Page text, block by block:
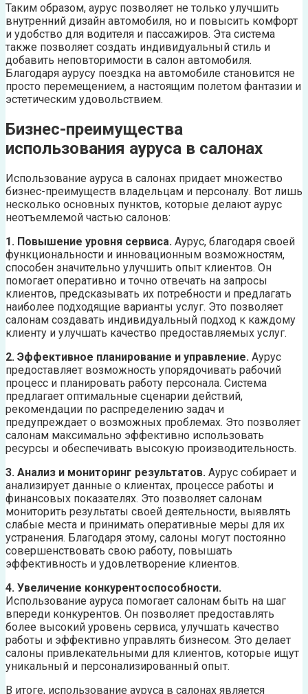
Таким образом, аурус позволяет не только улучшить
внутренний дизайн автомобиля, но и повысить комфорт
и удобство для водителя и пассажиров. Эта система
также позволяет создать индивидуальный стиль и
добавить неповторимости в салон автомобиля.
Благодаря аурусу поездка на автомобиле становится не
просто перемещением, а настоящим полетом фантазии и
эстетическим удовольствием.
Бизнес-преимущества
использования ауруса в салонах
Использование ауруса в салонах придает множество
бизнес-преимуществ владельцам и персоналу. Вот лишь
несколько основных пунктов, которые делают аурус
неотъемлемой частью салонов:
1. Повышение уровня сервиса. Аурус, благодаря своей
функциональности и инновационным возможностям,
способен значительно улучшить опыт клиентов. Он
помогает оперативно и точно отвечать на запросы
клиентов, предсказывать их потребности и предлагать
наиболее подходящие варианты услуг. Это позволяет
салонам создавать индивидуальный подход к каждому
клиенту и улучшать качество предоставляемых услуг.
2. Эффективное планирование и управление. Аурус
предоставляет возможность упорядочивать рабочий
процесс и планировать работу персонала. Система
предлагает оптимальные сценарии действий,
рекомендации по распределению задач и
предупреждает о возможных проблемах. Это позволяет
салонам максимально эффективно использовать
ресурсы и обеспечивать высокую производительность.
3. Анализ и мониторинг результатов. Аурус собирает и
анализирует данные о клиентах, процессе работы и
финансовых показателях. Это позволяет салонам
мониторить результаты своей деятельности, выявлять
слабые места и принимать оперативные меры для их
устранения. Благодаря этому, салоны могут постоянно
совершенствовать свою работу, повышать
эффективность и удовлетворение клиентов.
4. Увеличение конкурентоспособности.
Использование ауруса помогает салонам быть на шаг
впереди конкурентов. Он позволяет предоставлять
более высокий уровень сервиса, улучшать качество
работы и эффективно управлять бизнесом. Это делает
салоны привлекательными для клиентов, которые ищут
уникальный и персонализированный опыт.
В итоге, использование ауруса в салонах является